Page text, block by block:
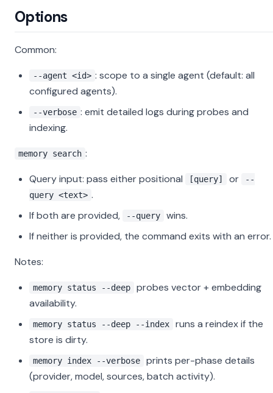
Options
Common:
--agent <id> : scope to a single agent (default: all
configured agents).
--verbose : emit detailed logs during probes and
indexing.
memory search :
Query input: pass either positional
[query] or
--
query <text> .
If both are provided,
--query
wins.
If neither is provided, the command exits with an error.
Notes:
memory status --deep
probes vector + embedding
availability.
memory status --deep --index
runs a reindex if the
store is dirty.
memory index --verbose
prints per-phase details
(provider, model, sources, batch activity).